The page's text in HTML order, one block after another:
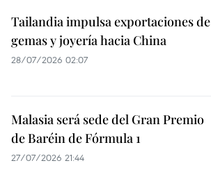
Tailandia impulsa exportaciones de
gemas y joyería hacia China
28/07/2026 02:07
Malasia será sede del Gran Premio
de Baréin de Fórmula 1
27/07/2026 21:44